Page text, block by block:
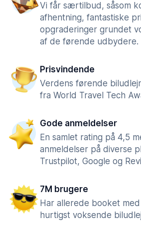
Vi får særtilbud, såsom
afhentning, fantastiske
opgraderinger grundet
af de førende udbydere.
Prisvindende
Verdens førende
fra World Travel Tech
Gode anmeldelser
En samlet rating på 4,5
anmeldelser på diverse
Trustpilot, Google og
7M brugere
Har allerede booket
hurtigst voksende